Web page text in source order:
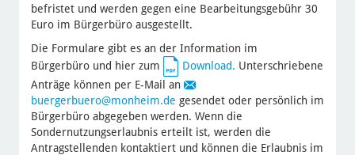
befristet und werden gegen eine Bearbeitungsgebühr 30
Euro im Bürgerbüro ausgestellt.
Die Formulare gibt es an der Information im
Bürgerbüro und hier zum
Download. Unterschriebene
Anträge können per E-Mail an
buergerbuero@monheim.de gesendet oder persönlich im
Bürgerbüro abgegeben werden. Wenn die
Sondernutzungserlaubnis erteilt ist, werden die
Antragstellenden kontaktiert und können die Erlaubnis im